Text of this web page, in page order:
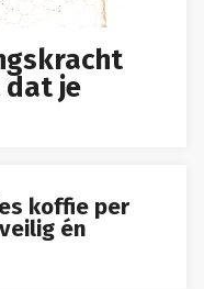
je
koffie per
én